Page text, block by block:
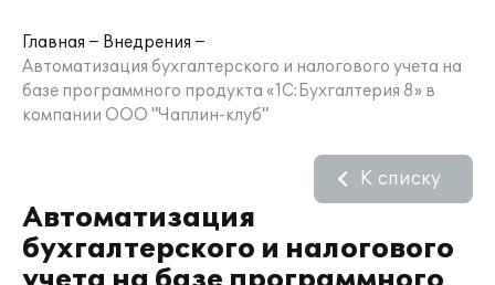
Главная
Внедрения
Автоматизация бухгалтерского и налогового учета на
базе программного продукта «1C:Бухгалтерия 8» в
компании ООО "Чаплин-клуб"
Автоматизация
бухгалтерского и налогового
К списку